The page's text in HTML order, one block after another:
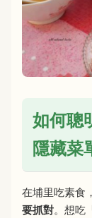
如何聰
隱藏菜
在埔里吃素食
要抓對。想吃